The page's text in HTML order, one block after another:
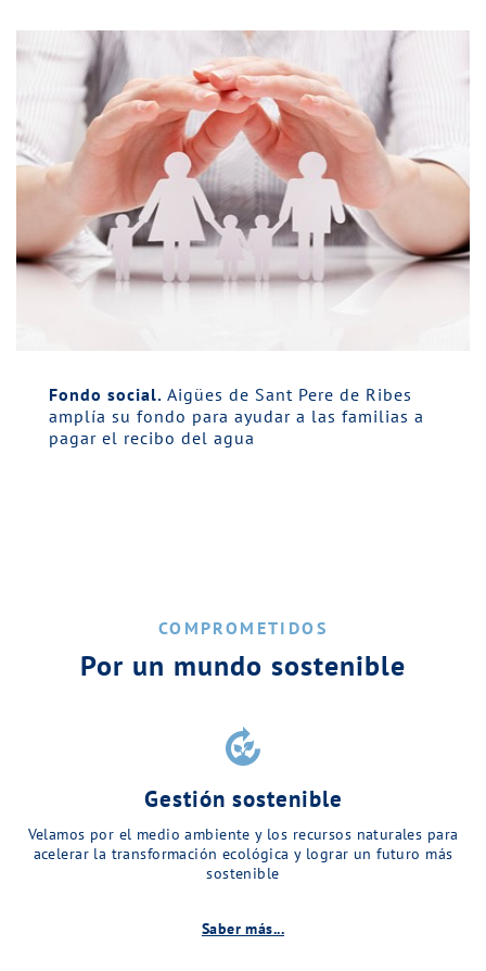
Fondo social. Aigües de Sant Pere de Ribes
amplía su fondo para ayudar a las familias a
pagar el recibo del agua
COMPROMETIDOS
Por un mundo sostenible
compost
Gestión sostenible
Velamos por el medio ambiente y los recursos naturales para
acelerar la transformación ecológica y lograr un futuro más
sostenible
Saber más...